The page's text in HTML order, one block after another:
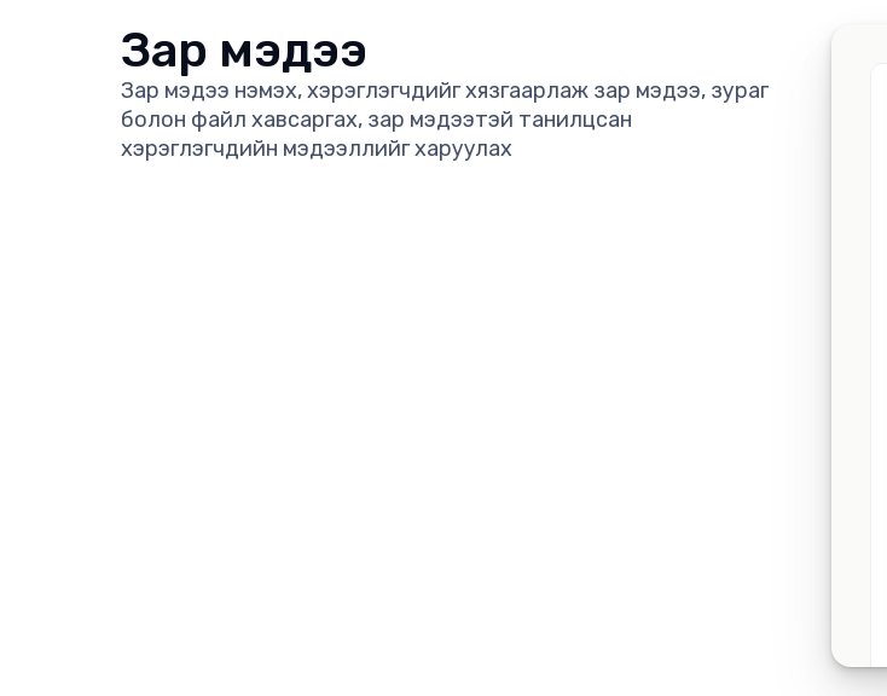
Зар мэдээ
Зар мэдээ нэмэх, хэрэглэгчдийг хязгаарлаж зар мэдээ, зураг
болон файл хавсаргах, зар мэдээтэй танилцсан
хэрэглэгчдийн мэдээллийг харуулах